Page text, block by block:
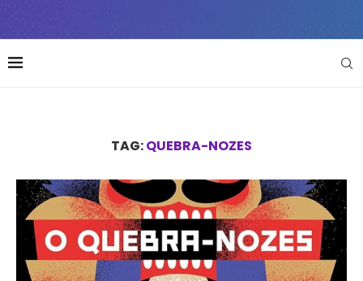
TAG:QUEBRA-NOZES